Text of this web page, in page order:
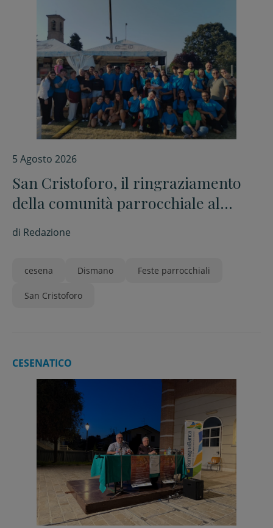
5 Agosto 2026
San Cristoforo, il ringraziamento
della comunità parrocchiale al
termine della festa
di Redazione
cesena Dismano Feste parrocchiali
San Cristoforo
CESENATICO